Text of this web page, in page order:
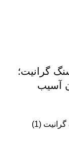
گرانیت؛
آسیب